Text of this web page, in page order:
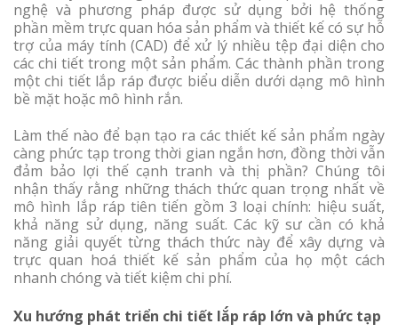
nghệ và phương pháp được sử dụng bởi hệ thống
phần mềm trực quan hóa sản phẩm và thiết kế có sự hỗ
trợ của máy tính (CAD) để xử lý nhiều tệp đại diện cho
các chi tiết trong một sản phẩm. Các thành phần trong
một chi tiết lắp ráp được biểu diễn dưới dạng mô hình
bề mặt hoặc mô hình rắn.
Làm thế nào để bạn tạo ra các thiết kế sản phẩm ngày
càng phức tạp trong thời gian ngắn hơn, đồng thời vẫn
đảm bảo lợi thế cạnh tranh và thị phần? Chúng tôi
nhận thấy rằng những thách thức quan trọng nhất về
mô hình lắp ráp tiên tiến gồm 3 loại chính: hiệu suất,
khả năng sử dụng, năng suất. Các kỹ sư cần có khả
năng giải quyết từng thách thức này để xây dựng và
trực quan hoá thiết kế sản phẩm của họ một cách
nhanh chóng và tiết kiệm chi phí.
Xu hướng phát triển chi tiết lắp ráp lớn và phức tạp